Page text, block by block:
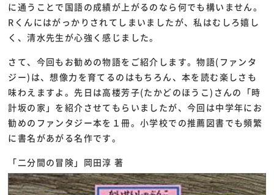
に通うことで国語の成績が上がるのなら何でも構いません。
Rくんにはがっかりされてしまいましたが、私はむしろ嬉し
く、清水先生が心強く感じました。
さて、今回もお勧めの物語をご紹介します。物語(ファンタ
ジー)は、想像力を育てるのはもちろん、本を読む楽しさも
味わえますよ。先日は高楼芳子(たかどのほうこ)さんの「時
計坂の家」を紹介させてもらいましたが、今回は中学年にお
勧めのファンタジー本を１冊。小学校での推薦図書でも頻繁
に書名があがる名作です。
「二分間の冒険」岡田淳 著